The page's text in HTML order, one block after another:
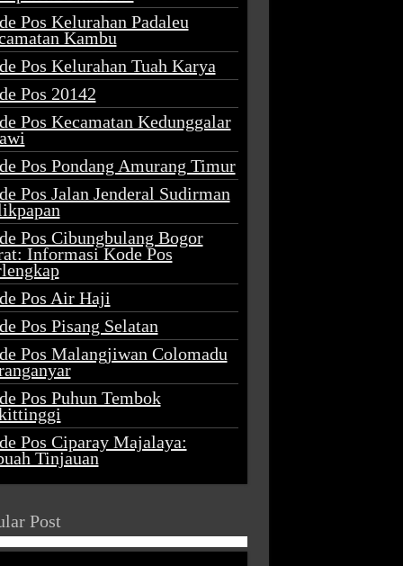
Pos Kelurahan Padaleu
Kambu
Pos Kelurahan Tuah Karya
Pos 20142
Pos Kecamatan Kedunggalar
Pos Pondang Amurang Timur
Pos Jalan Jenderal Sudirman
Pos Cibungbulang Bogor
Informasi Kode Pos
Pos Air Haji
Pos Pisang Selatan
Pos Malangjiwan Colomadu
Pos Puhun Tembok
Pos Ciparay Majalaya:
Tinjauan
Post